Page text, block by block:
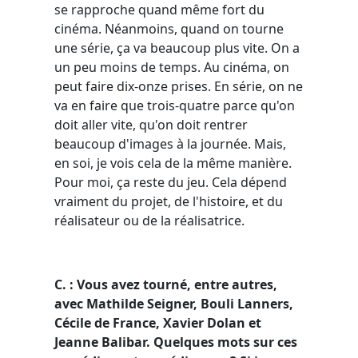
se rapproche quand même fort du
cinéma. Néanmoins, quand on tourne
une série, ça va beaucoup plus vite. On a
un peu moins de temps. Au cinéma, on
peut faire dix-onze prises. En série, on ne
va en faire que trois-quatre parce qu'on
doit aller vite, qu'on doit rentrer
beaucoup d'images à la journée. Mais,
en soi, je vois cela de la même manière.
Pour moi, ça reste du jeu. Cela dépend
vraiment du projet, de l'histoire, et du
réalisateur ou de la réalisatrice.
C. : Vous avez tourné, entre autres,
avec Mathilde Seigner, Bouli Lanners,
Cécile de France, Xavier Dolan et
Jeanne Balibar. Quelques mots sur ces